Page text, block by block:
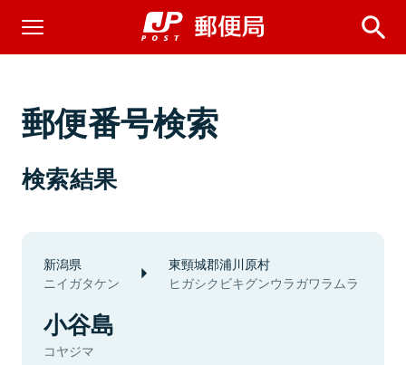
郵便番号検索
検索結果
新潟県
ニイガタケン
東頸城郡浦川原村
ヒガシクビキグンウラガワラムラ
小谷島
コヤジマ